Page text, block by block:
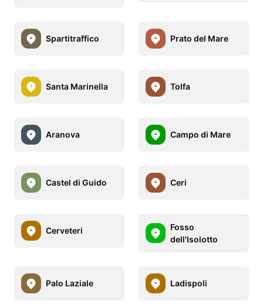
Spartitraffico Prato del Mare
Santa Marinella Tolfa
Aranova Campo di Mare
Castel di Guido Ceri
Cerveteri
Fosso
dell'Isolotto
Palo Laziale Ladispoli